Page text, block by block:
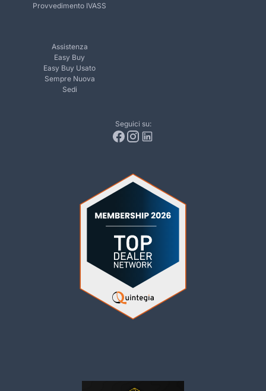
Provvedimento IVASS
Assistenza
Easy Buy
Easy Buy Usato
Sempre Nuova
Sedi
Seguici su: